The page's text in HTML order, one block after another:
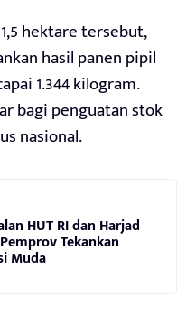
hektare tersebut,
hasil panen pipil
1.344 kilogram.
bagi penguatan stok
nasional.
HUT RI dan Harjad
Tekankan
Muda